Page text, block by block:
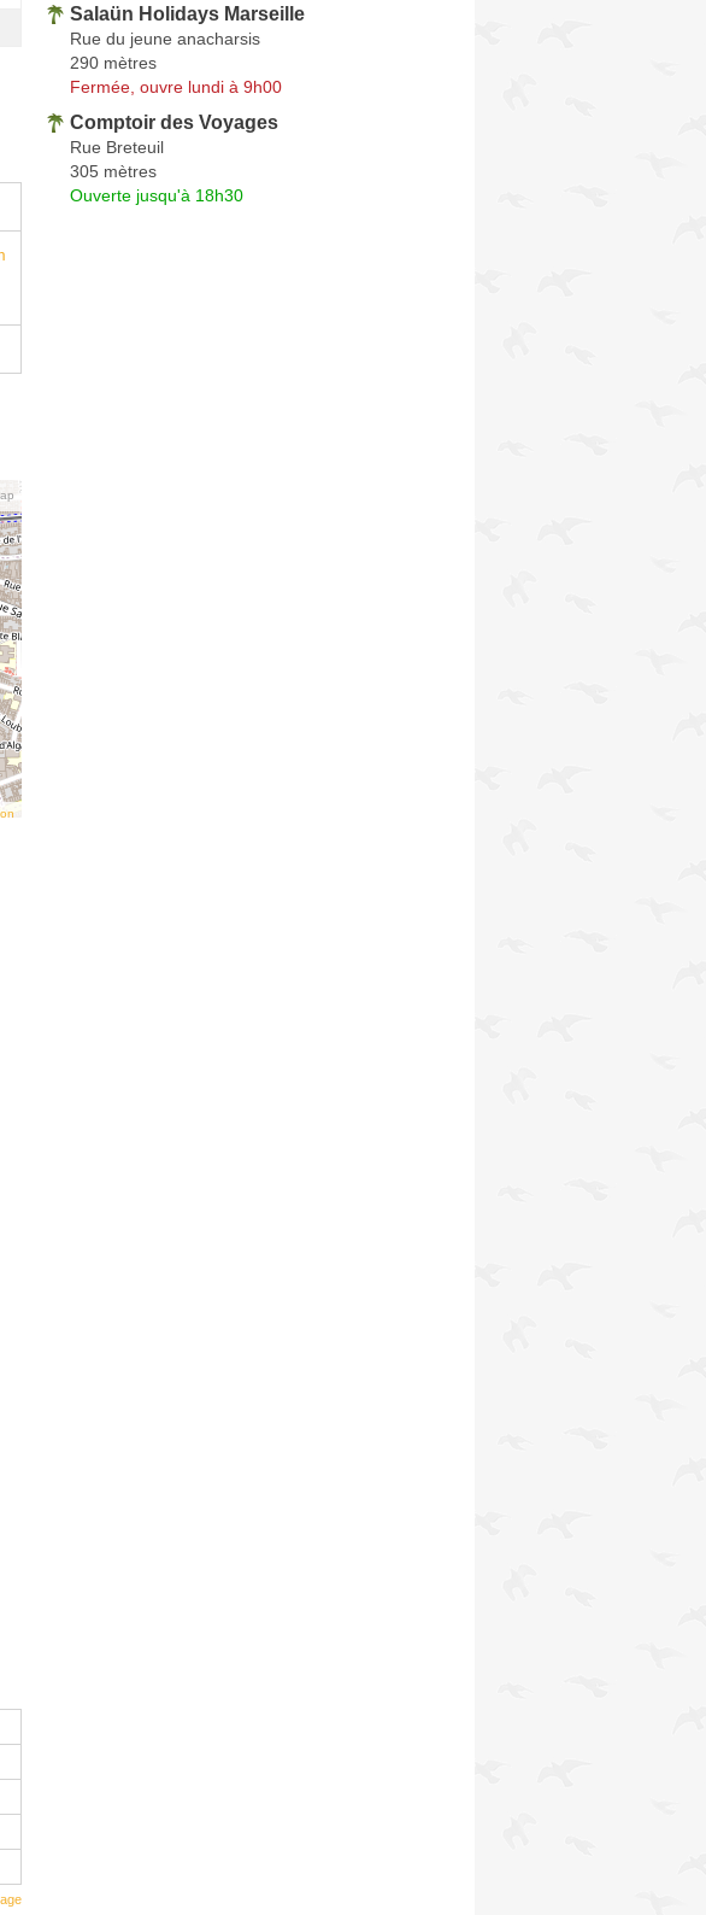
Salaün Holidays Marseille
Rue du jeune anacharsis
290 mètres
Fermée, ouvre lundi à 9h00
Comptoir des Voyages
Rue Breteuil
305 mètres
Ouverte jusqu'à 18h30